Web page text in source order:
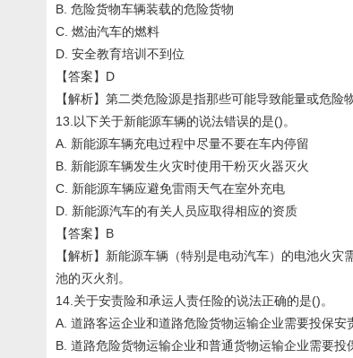
B. 危险货物车辆装载的危险货物
C. 燃油汽车的燃料
D. 安全教育培训不到位
【答案】D
【解析】第二类危险源是指那些可能导致能量或危
13.以下关于新能源车辆的说法错误的是()。
A. 新能源车辆充电过程中尽量不要在车内停留
B. 新能源车辆发生火灾时使用干粉灭火器灭火
C. 新能源车辆应避免雷雨天气在室外充电
D. 新能源汽车的有关人员应取得相应的资质
【答案】B
【解析】新能源车辆（特别是电动汽车）的电池火
池的灭火剂。
14.关于安责险和承运人责任险的说法正确的是()。
A. 道路客运企业和道路危险货物运输企业需要投保安
B. 道路危险货物运输企业和普通货物运输企业需要投